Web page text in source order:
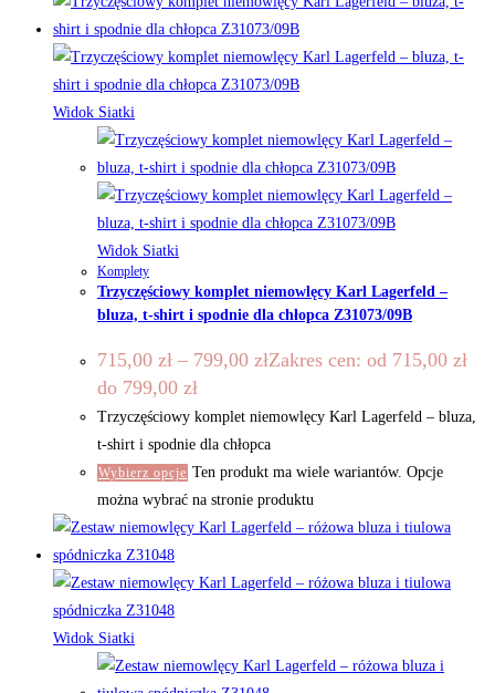
Widok Siatki
Widok Siatki
Komplety
Trzyczęściowy komplet niemowlęcy Karl Lagerfeld –
bluza, t-shirt i spodnie dla chłopca Z31073/09B
715,00 zł – 799,00 złZakres cen: od 715,00 zł
do 799,00 zł
Trzyczęściowy komplet niemowlęcy Karl Lagerfeld – bluza,
t-shirt i spodnie dla chłopca
Wybierz opcje Ten produkt ma wiele wariantów. Opcje
można wybrać na stronie produktu
Widok Siatki